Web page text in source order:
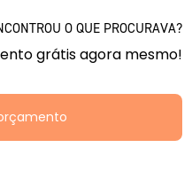
O QUE PROCURAVA?
grátis agora mesmo!